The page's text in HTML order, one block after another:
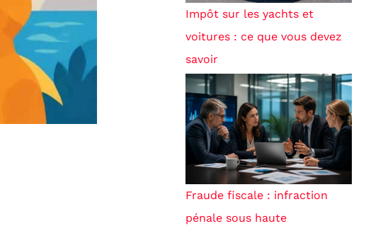
Impôt sur les yachts et
voitures : ce que vous devez
savoir
Fraude fiscale : infraction
pénale sous haute